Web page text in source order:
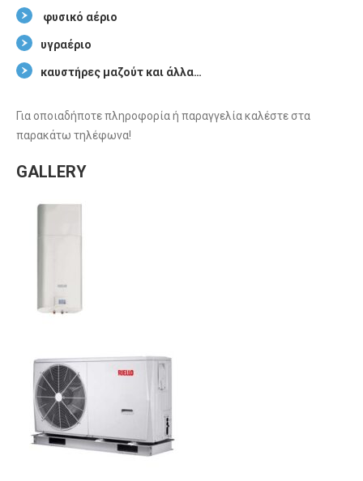
φυσικό αέριο
υγραέριο
καυστήρες μαζούτ και άλλα…
Για οποιαδήποτε πληροφορία ή παραγγελία καλέστε στα
παρακάτω τηλέφωνα!
GALLERY